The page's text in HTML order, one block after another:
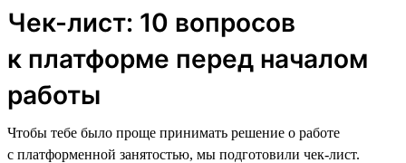
Чек-лист: 10 вопросов
к платформе перед началом
работы
Чтобы тебе было проще принимать решение о работе
с платформенной занятостью, мы подготовили чек-лист.